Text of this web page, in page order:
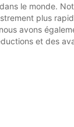
le monde.
plus
avons
et des